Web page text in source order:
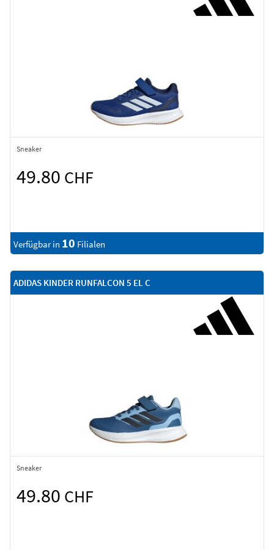
Sneaker
49.80 CHF
Verfügbar in 10 Filialen
ADIDAS KINDER RUNFALCON 5 EL C
Sneaker
49.80 CHF